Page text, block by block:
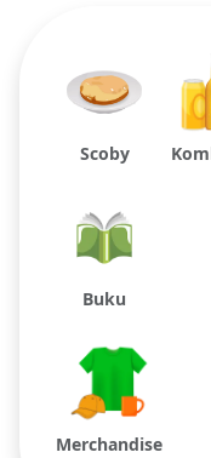
Scoby
Buku
Merchandise